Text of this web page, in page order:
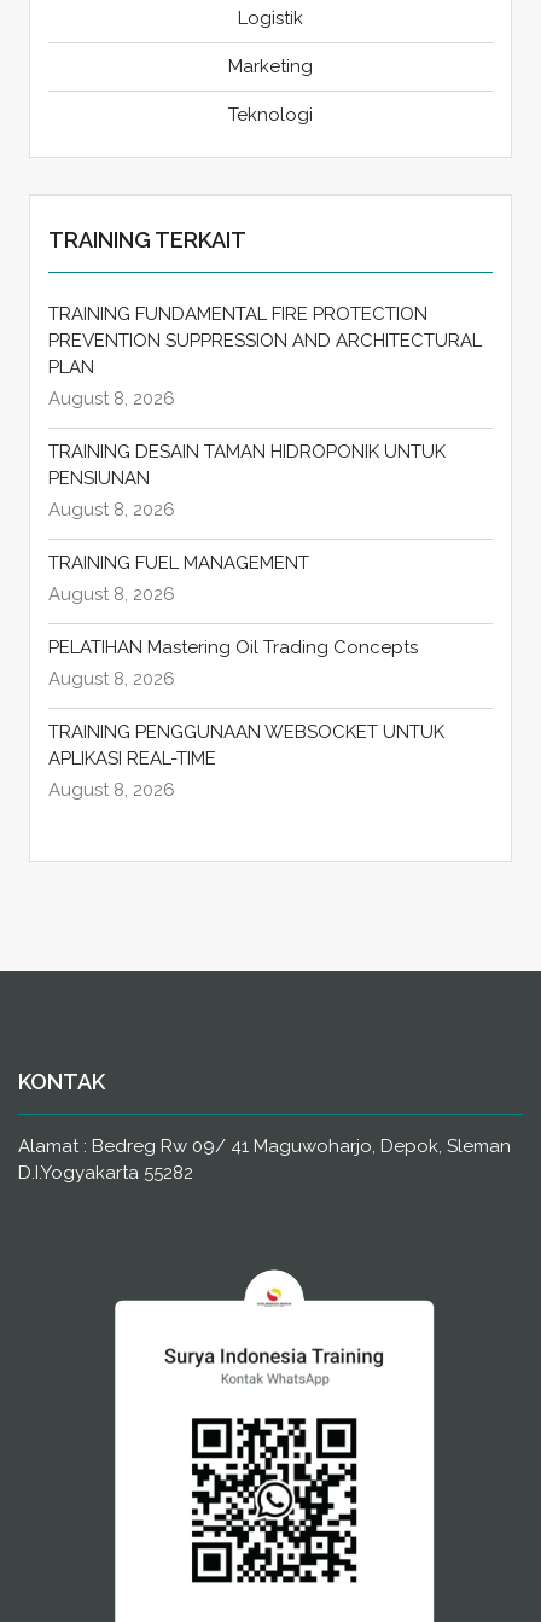
Logistik
Marketing
Teknologi
TRAINING TERKAIT
TRAINING FUNDAMENTAL FIRE PROTECTION
PREVENTION SUPPRESSION AND ARCHITECTURAL
PLAN
August 8, 2026
TRAINING DESAIN TAMAN HIDROPONIK UNTUK
PENSIUNAN
August 8, 2026
TRAINING FUEL MANAGEMENT
August 8, 2026
PELATIHAN Mastering Oil Trading Concepts
August 8, 2026
TRAINING PENGGUNAAN WEBSOCKET UNTUK
APLIKASI REAL-TIME
August 8, 2026
KONTAK
Alamat : Bedreg Rw 09/ 41 Maguwoharjo, Depok, Sleman
D.I.Yogyakarta 55282